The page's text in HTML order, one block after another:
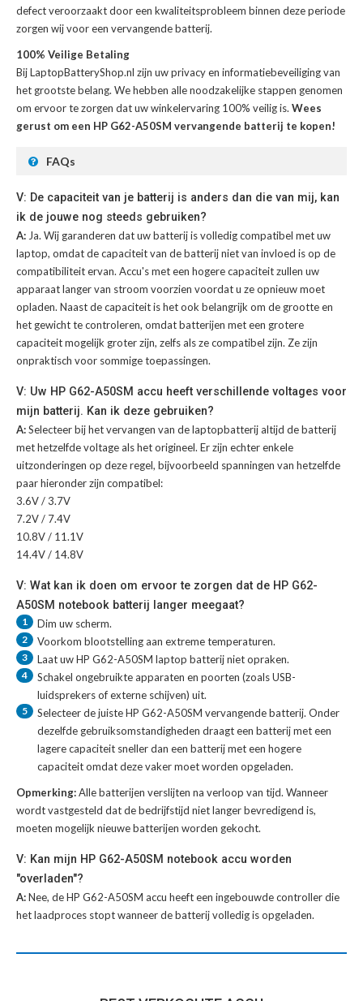
defect veroorzaakt door een kwaliteitsprobleem binnen deze periode
zorgen wij voor een vervangende batterij.
100% Veilige Betaling
Bij LaptopBatteryShop.nl zijn uw privacy en informatiebeveiliging van
het grootste belang. We hebben alle noodzakelijke stappen genomen
om ervoor te zorgen dat uw winkelervaring 100% veilig is. Wees
gerust om een HP G62-A50SM vervangende batterij te kopen!
FAQs
V: De capaciteit van je batterij is anders dan die van mij, kan
ik de jouwe nog steeds gebruiken?
A: Ja. Wij garanderen dat uw batterij is volledig compatibel met uw
laptop, omdat de capaciteit van de batterij niet van invloed is op de
compatibiliteit ervan. Accu's met een hogere capaciteit zullen uw
apparaat langer van stroom voorzien voordat u ze opnieuw moet
opladen. Naast de capaciteit is het ook belangrijk om de grootte en
het gewicht te controleren, omdat batterijen met een grotere
capaciteit mogelijk groter zijn, zelfs als ze compatibel zijn. Ze zijn
onpraktisch voor sommige toepassingen.
V: Uw HP G62-A50SM accu heeft verschillende voltages voor
mijn batterij. Kan ik deze gebruiken?
A:Selecteer bij het vervangen van de laptopbatterij altijd de batterij
met hetzelfde voltage als het origineel. Er zijn echter enkele
uitzonderingen op deze regel, bijvoorbeeld spanningen van hetzelfde
paar hieronder zijn compatibel:
3.6V / 3.7V
7.2V / 7.4V
10.8V / 11.1V
14.4V / 14.8V
V: Wat kan ik doen om ervoor te zorgen dat de HP G62-
A50SM notebook batterij langer meegaat?
1 Dim uw scherm.
2 Voorkom blootstelling aan extreme temperaturen.
3 Laat uwHP G62-A50SM laptop batterijniet opraken.
4
Schakel ongebruikte apparaten en poorten (zoals USB-
luidsprekers of externe schijven) uit.
5 Selecteer de juisteHP G62-A50SM vervangende batterij. Onder
dezelfde gebruiksomstandigheden draagt een batterij met een
lagere capaciteit sneller dan een batterij met een hogere
capaciteit omdat deze vaker moet worden opgeladen.
Opmerking:Alle batterijen verslijten na verloop van tijd. Wanneer
wordt vastgesteld dat de bedrijfstijd niet langer bevredigend is,
moeten mogelijk nieuwe batterijen worden gekocht.
V: Kan mijn HP G62-A50SM notebook accu worden
"overladen"?
A:Nee, de HP G62-A50SM accu heeft een ingebouwde controller die
het laadproces stopt wanneer de batterij volledig is opgeladen.